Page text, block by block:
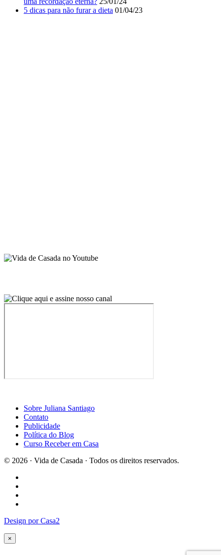
5 dicas para não furar a dieta 01/04/23
Sobre Juliana Santiago
Contato
Publicidade
Política do Blog
Curso Receber em Casa
© 2026 · Vida de Casada · Todos os direitos reservados.
Design por Casa2
×